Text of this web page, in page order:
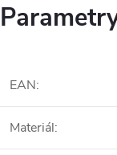
EAN:
Materiál: